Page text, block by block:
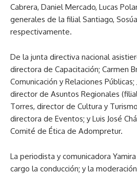
Cabrera, Daniel Mercado, Lucas
generales de la filial Santiago,
respectivamente.
De la junta directiva nacional
directora de Capacitación; Carmen
Comunicación y Relaciones
director de Asuntos Regionales
Torres, director de Cultura y
directora de Eventos; y Luis José
Comité de Ética de Adompretur.
La periodista y comunicadora
cargo la conducción; y la